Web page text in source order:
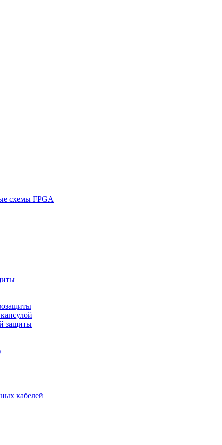
схемы FPGA
защиты
кабелей